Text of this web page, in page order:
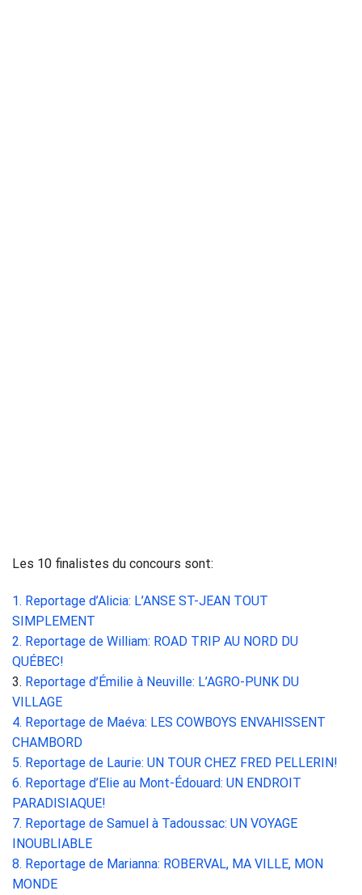
Les 10 finalistes du concours sont:
1. Reportage d’Alicia: L’ANSE ST-JEAN TOUT
SIMPLEMENT
2. Reportage de William: ROAD TRIP AU NORD DU
QUÉBEC!
3. Reportage d’Émilie à Neuville: L’AGRO-PUNK DU
VILLAGE
4. Reportage de Maéva: LES COWBOYS ENVAHISSENT
CHAMBORD
5. Reportage de Laurie: UN TOUR CHEZ FRED PELLERIN!
6. Reportage d’Elie au Mont-Édouard: UN ENDROIT
PARADISIAQUE!
7. Reportage de Samuel à Tadoussac: UN VOYAGE
INOUBLIABLE
8. Reportage de Marianna: ROBERVAL, MA VILLE, MON
MONDE